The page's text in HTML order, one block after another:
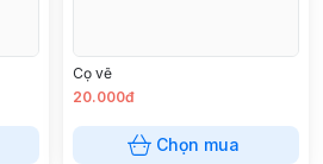
Cọ vẽ
20.000đ
Chọn mua